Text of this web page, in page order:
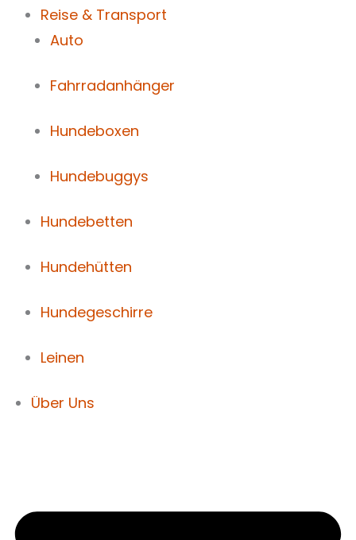
Reise & Transport
Auto
Fahrradanhänger
Hundeboxen
Hundebuggys
Hundebetten
Hundehütten
Hundegeschirre
Leinen
Über Uns